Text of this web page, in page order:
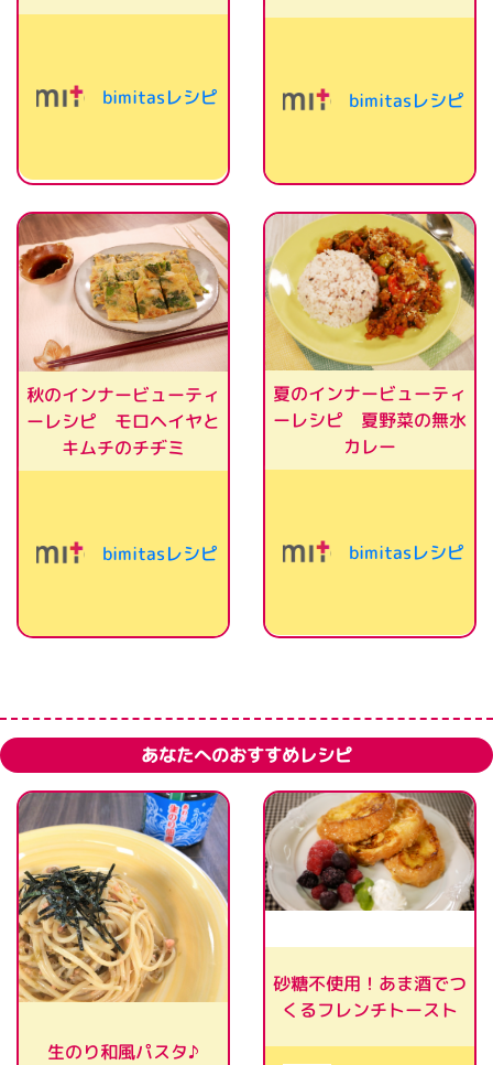
bimitasレシピ bimitasレシピ
秋のインナービューティ
ーレシピ モロヘイヤと
キムチのチヂミ
bimitasレシピ
夏のインナービューティ
ーレシピ 夏野菜の無水
カレー
bimitasレシピ
あなたへのおすすめレシピ
生のり和風パスタ♪
砂糖不使用！あま酒でつ
くるフレンチトースト